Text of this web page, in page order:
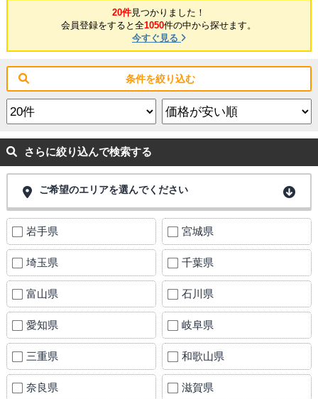
20件見つかりました！
会員登録をすると全1050件の中から探せます。
今すぐ見る
条件を絞り込む
さらに絞り込んで検索する
ご希望のエリアを選んでください
岩手県 宮城県
埼玉県 千葉県
富山県 石川県
愛知県 岐阜県
三重県 和歌山県
奈良県 滋賀県